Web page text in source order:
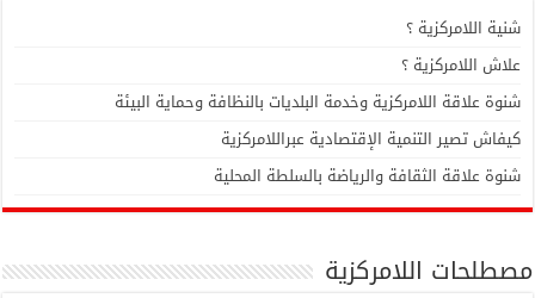
شنية اللامركزية ؟
علاش اللامركزية ؟
شنوة علاقة اللامركزية وخدمة البلديات بالنظافة وحماية البيئة
كيفاش تصير التنمية الإقتصادية عبراللامركزية
شنوة علاقة الثقافة والرياضة بالسلطة المحلية
مصطلحات اللامركزية